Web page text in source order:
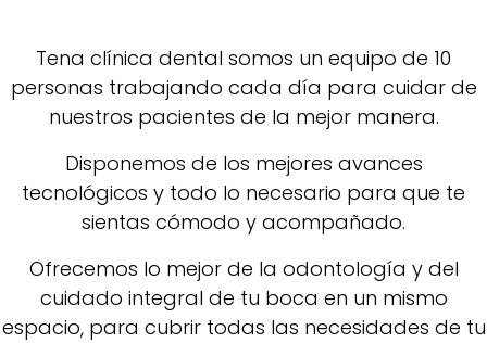
Tena clínica dental somos un equipo de 10
personas trabajando cada día para cuidar de
nuestros pacientes de la mejor manera.
Disponemos de los mejores avances
tecnológicos y todo lo necesario para que te
sientas cómodo y acompañado.
Ofrecemos lo mejor de la odontología y del
cuidado integral de tu boca en un mismo
espacio, para cubrir todas las necesidades de tu